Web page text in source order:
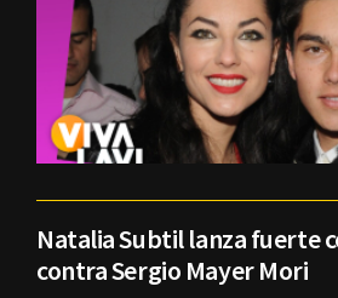
Natalia Subtil lanza fuerte
contra Sergio Mayer Mori